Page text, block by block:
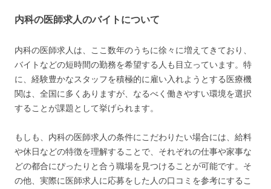
内科の医師求人のバイトについて
内科の医師求人は、ここ数年のうちに徐々に増えてきており、
バイトなどの短時間の勤務を希望する人も目立っています。特
に、経験豊かなスタッフを積極的に雇い入れようとする医療機
関は、全国に多くありますが、なるべく働きやすい環境を選択
することが課題として挙げられます。
もしも、内科の医師求人の条件にこだわりたい場合には、給料
や休日などの特徴を理解することで、それぞれの仕事や家事な
どの都合にぴったりと合う職場を見つけることが可能です。そ
の他、実際に医師求人に応募をした人の口コミを参考にするこ